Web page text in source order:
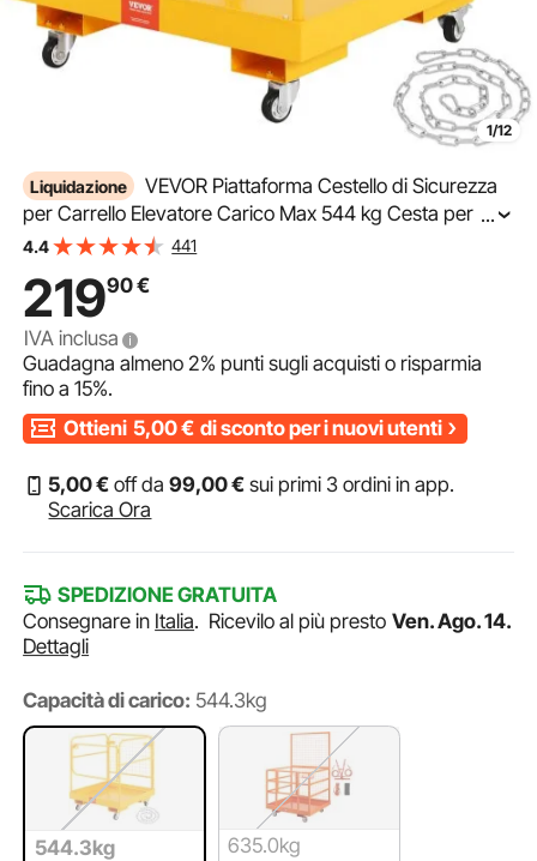
1/12
Liquidazione
VEVOR Piattaforma Cestello di Sicurezza
per Carrello Elevatore Carico Max 544 kg Cesta per
Muletto con Piattaforma di Lavoro Portapersone Uso
...
4.4 441
21990€
IVA inclusa
Guadagna almeno2% punti sugli acquisti o risparmia
fino a15%.
Ottieni 5,00€ di sconto per i nuovi utenti
5,00€ off da99,00€ sui primi 3 ordini in app.
Scarica Ora
SPEDIZIONE GRATUITA
Consegnare in Italia. Ricevilo al più presto Ven. Ago. 14.
Dettagli
Capacità di carico: 544.3kg
544.3kg 635.0kg